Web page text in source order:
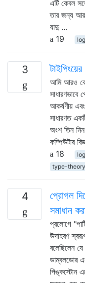
এটি কেবল
তার জন্য
যাদু …
19
3
আমি আরও
সাধারণভাবে
আকর্ষণীয়
সাধারণত
অংশ তিন
কম্পিউটার
18
type-theory
4
প্রোগল
সমাধান
প্রলোগে
উদাহরণ
বলেছিলেন
ডাম্বলডোর
পিঙ্কস্টোন